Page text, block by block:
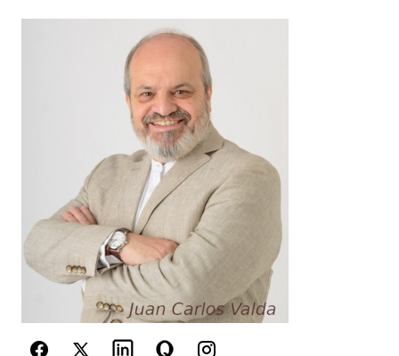
*
Guarda mi nombre, correo electrónico y web en
este navegador para la próxima vez que
comente.
Este sitio esta protegido por
reCAPTCHA y la Política de
privacidad y los Términos del servicio
de Googlese aplican.